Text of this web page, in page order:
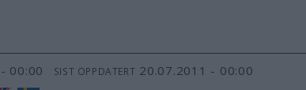
00:00 SIST OPPDATERT 20.07.2011 - 00:00